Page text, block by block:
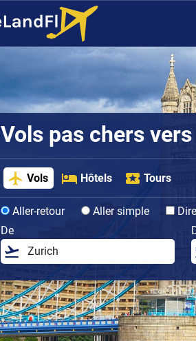
Vols pas chers
Vols Hôtels Tours
Aller-retour Aller simple
De